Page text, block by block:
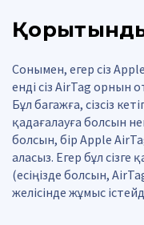
Сонымен, егер сіз
енді сіз AirTag орнын
Бұл багажға, сізсіз
қадағалауға болсын
болсын, бір Apple
аласыз. Егер бұл
(есіңізде болсын,
желісінде жұмыс